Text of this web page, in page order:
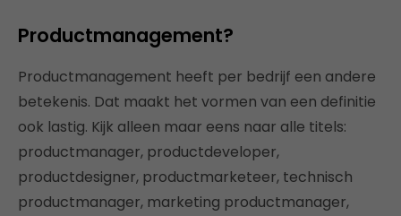
Productmanagement?
Productmanagement heeft per bedrijf een andere
betekenis. Dat maakt het vormen van een definitie
ook lastig. Kijk alleen maar eens naar alle titels:
productmanager, productdeveloper,
productdesigner, productmarketeer, technisch
productmanager, marketing productmanager,